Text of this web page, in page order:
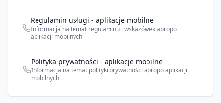
Regulamin usługi - aplikacje mobilne
Informacja na temat regulaminu i wskazówek apropo
aplikacji mobilnych
Polityka prywatności - aplikacje mobilne
Informacja na temat polityki prywatności apropo aplikacji
mobilnych